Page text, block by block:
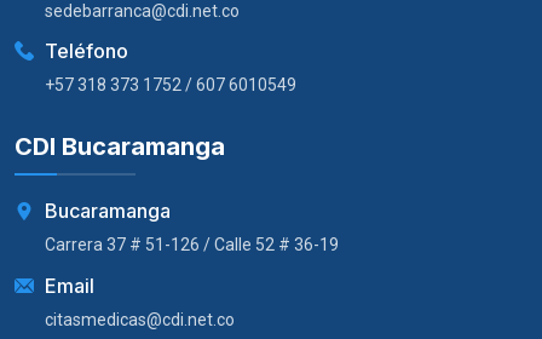
sedebarranca@cdi.net.co
Teléfono
+57 318 373 1752 / 607 6010549
CDI Bucaramanga
Bucaramanga
Carrera 37 # 51-126 / Calle 52 # 36-19
Email
citasmedicas@cdi.net.co